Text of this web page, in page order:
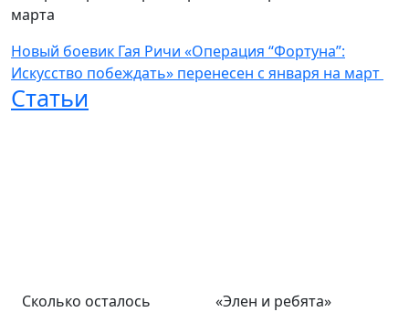
марта
Новый боевик Гая Ричи «Операция “Фортуна”:
Искусство побеждать» перенесен с января на март
Статьи
Сколько осталось
«Элен и ребята»